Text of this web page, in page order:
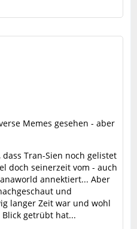
Memes gesehen - aber
Tran-Sien noch gelistet
doch seinerzeit vom - auch
annektiert... Aber
und
langer Zeit war und wohl
getrübt hat...